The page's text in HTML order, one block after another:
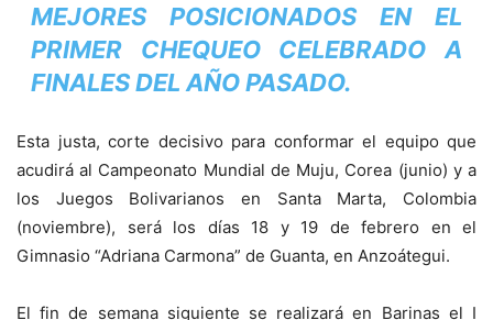
MEJORES POSICIONADOS EN EL
PRIMER CHEQUEO CELEBRADO A
FINALES DEL AÑO PASADO.
Esta justa, corte decisivo para conformar el equipo que
acudirá al Campeonato Mundial de Muju, Corea (junio) y a
los Juegos Bolivarianos en Santa Marta, Colombia
(noviembre), será los días 18 y 19 de febrero en el
Gimnasio “Adriana Carmona” de Guanta, en Anzoátegui.
El fin de semana siguiente se realizará en Barinas el I